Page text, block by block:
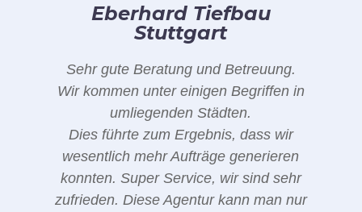
Eberhard Tiefbau
Stuttgart
Sehr gute Beratung und Betreuung.
Wir kommen unter einigen Begriffen in
umliegenden Städten.
Dies führte zum Ergebnis, dass wir
wesentlich mehr Aufträge generieren
konnten. Super Service, wir sind sehr
zufrieden. Diese Agentur kann man nur